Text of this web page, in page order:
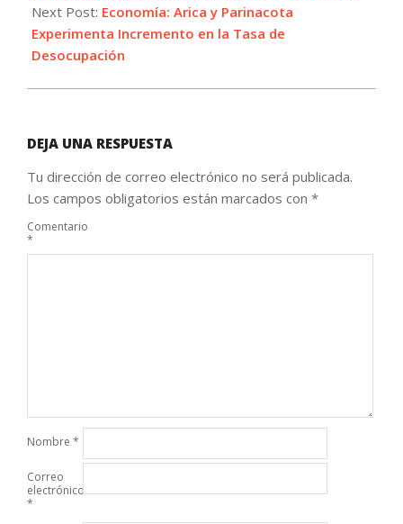
Next Post: Economía: Arica y Parinacota
Experimenta Incremento en la Tasa de
Desocupación
DEJA UNA RESPUESTA
Tu dirección de correo electrónico no será publicada.
Los campos obligatorios están marcados con *
Comentario
*
Nombre *
Correo
electrónico
*